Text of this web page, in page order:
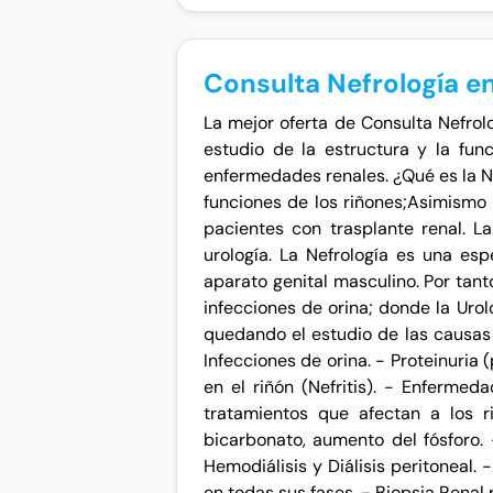
Consulta Nefrología
La mejor oferta de Consulta
estudio de la estructura y la
enfermedades renales. ¿Qué es la
funciones de los
pacientes con trasplante renal.
urología. La Nefrología es una
aparato genital masculino. Por
infecciones de orina; donde la
quedando el estudio de las
Infecciones de orina. - Proteinuria
en el riñón (Nefritis). -
tratamientos que afectan a los
bicarbonato, aumento del
Hemodiálisis y Diálisis peritoneal.